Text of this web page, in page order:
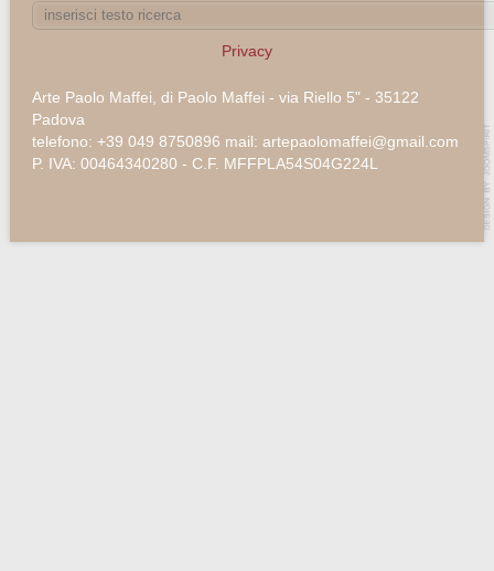
Privacy
Arte Paolo Maffei, di Paolo Maffei - via Riello 5" - 35122
Padova
telefono: +39 049 8750896 mail: artepaolomaffei@gmail.com
P. IVA: 00464340280 - C.F. MFFPLA54S04G224L